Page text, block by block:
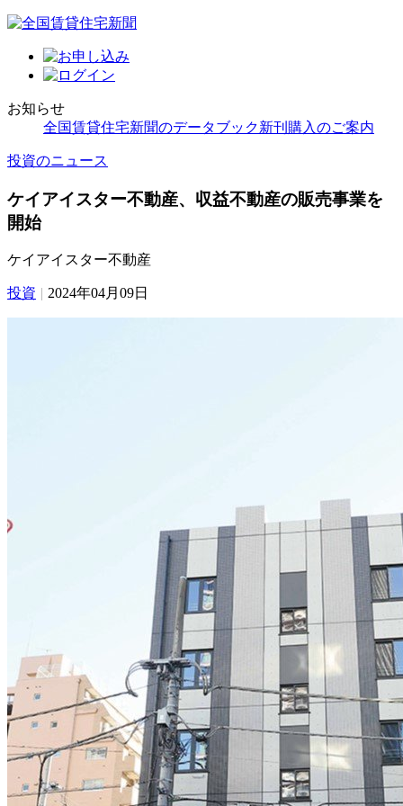
お知らせ
全国賃貸住宅新聞のデータブック新刊購入のご案内
投資のニュース
ケイアイスター不動産、収益不動産の販売事業を
開始
ケイアイスター不動産
投資 | 2024年04月09日